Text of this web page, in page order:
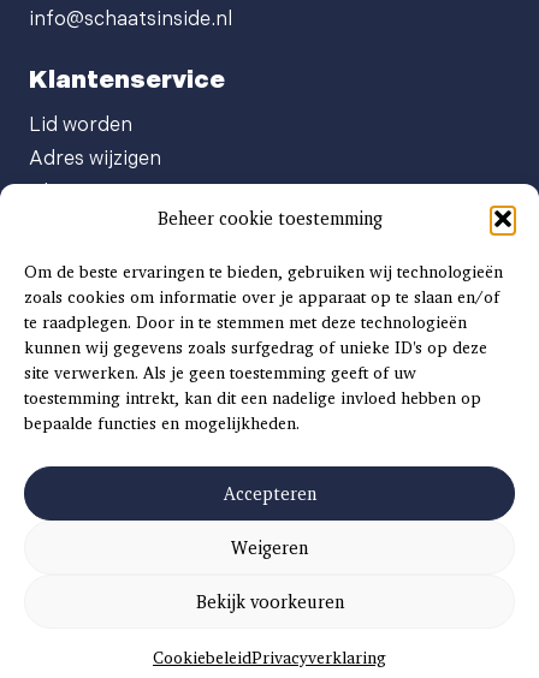
Beheer cookie toestemming
Om de beste ervaringen te bieden, gebruiken wij technologieën
zoals cookies om informatie over je apparaat op te slaan en/of
te raadplegen. Door in te stemmen met deze technologieën
kunnen wij gegevens zoals surfgedrag of unieke ID's op deze
site verwerken. Als je geen toestemming geeft of uw
toestemming intrekt, kan dit een nadelige invloed hebben op
bepaalde functies en mogelijkheden.
Accepteren
Weigeren
Bekijk voorkeuren
CookiebeleidPrivacyverklaring
info@schaatsinside.nl
Klantenservice
Lid worden
Adres wijzigen
Abonnement opzeggen
Afgeven automatische incasso
Factuur betalen
Klachtenformulier
Overige vragen
Adverteren
Advertentie Tariefkaart 2025
SITEMAP|ALGEMENE VOORWAARDEN
PRIVACYVERKLARING
CONCEPT EN REALISATIEDIVITES WEBWERK